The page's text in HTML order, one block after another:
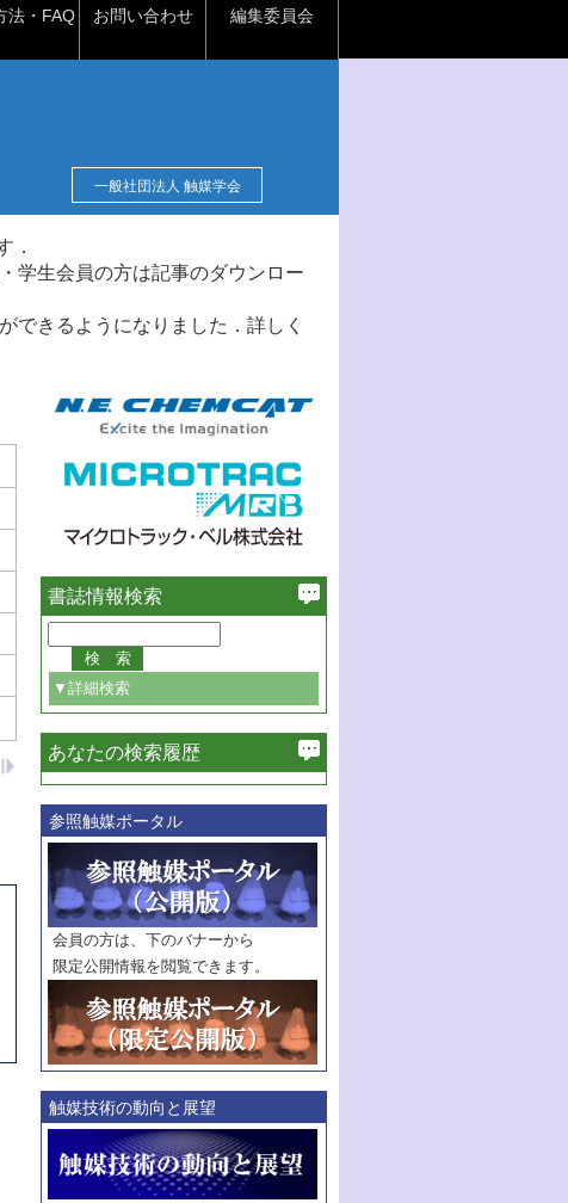
法・FAQ お問い合わせ 編集委員会
一般社団法人 触媒学会
．
学生会員の方は記事のダウンロー
できるようになりました．詳しく
書誌情報検索
▼詳細検索
必ず含む
巻・号指定
巻
号
範囲指定
巻
号～
巻
号
触媒年鑑
年度
記事種別
マーク：
マークあり
あなたの検索履歴
参照触媒ポータル
会員の方は、下のバナーから
限定公開情報を閲覧できます。
触媒技術の動向と展望